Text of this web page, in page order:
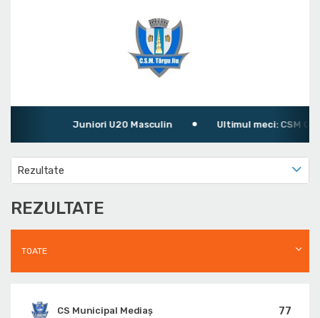
Juniori U20 Masculin Ultimul meci: CSM
Rezultate
REZULTATE
TOATE
CS Municipal Mediaș
77